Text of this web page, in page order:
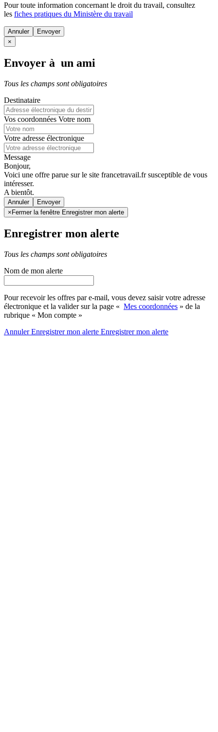
Pour toute information concernant le droit du travail, consultez
les fiches pratiques du Ministère du travail
Annuler
×
Envoyer à un ami
Tous les champs sont obligatoires
Destinataire
Vos coordonnées Votre nom
Votre adresse électronique
Message
Bonjour,
Voici une offre parue sur le site francetravail.fr susceptible de vous
intéresser.
A bientôt.
Annuler
× Fermer la fenêtre Enregistrer mon alerte
Enregistrer mon alerte
Tous les champs sont obligatoires
Nom de mon alerte
Pour recevoir les offres par e-mail, vous devez saisir votre adresse
électronique et la valider sur la page « Mes coordonnées » de la
rubrique « Mon compte »
AnnulerEnregistrer mon alerte Enregistrermon alerte